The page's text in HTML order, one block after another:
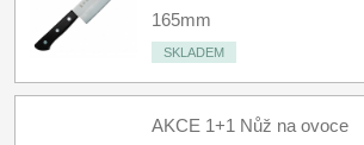
165mm
SKLADEM
AKCE 1+1 Nůž na ovoce